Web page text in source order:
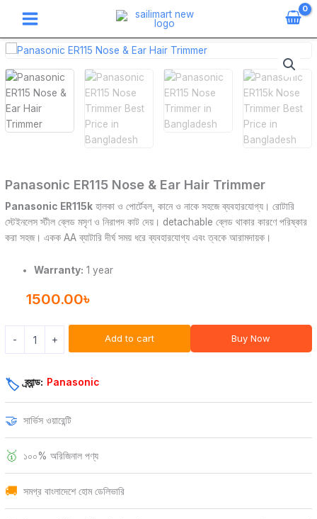
content
Panasonic ER115 Nose & Ear Hair Trimmer
Panasonic ER115k হালকা ও পোর্টেবল, কানে ও নাকে সহজে ব্যবহারযোগ্য। রোটারি
স্টেইনলেস স্টীল ব্লেড মসৃণ ও নিরাপদ কাট দেয়। detachable ব্লেড থাকার কারণে পরিষ্কার
করা সহজ। একক AA ব্যাটারি দীর্ঘ সময় ধরে ব্যবহারযোগ্য এবং ত্বকে আরামদায়ক।
Warranty: 1 year
1500.00৳
-
Panasonic
Nose
&
Ear
Hair
Trimmer
+ Add to cart Buy Now
🏷️ ব্র্যান্ড: Panasonic
🤝 সার্ভিস ওয়ারেন্টি
🥇 ১০০% অরিজিনাল পণ্য
🚚 সমগ্র বাংলাদেশে হোম ডেলিভারি